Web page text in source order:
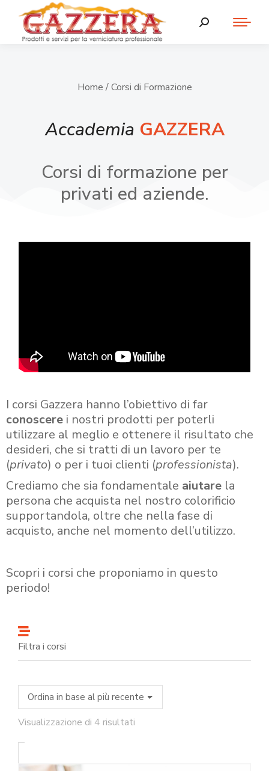
Home / Corsi di Formazione
Accademia GAZZERA
Corsi di formazione per
privati ed aziende.
I corsi Gazzera hanno l’obiettivo di far
conoscere i nostri prodotti per poterli
utilizzare al meglio e ottenere il risultato che
desideri, che si tratti di un lavoro per te
(privato) o per i tuoi clienti (professionista).
Crediamo che sia fondamentale aiutare la
persona che acquista nel nostro colorificio
supportandola, oltre che nella fase di
acquisto, anche nel momento dell’utilizzo.
Scopri i corsi che proponiamo in questo
periodo!
Filtra i corsi
Visualizzazione di 4 risultati